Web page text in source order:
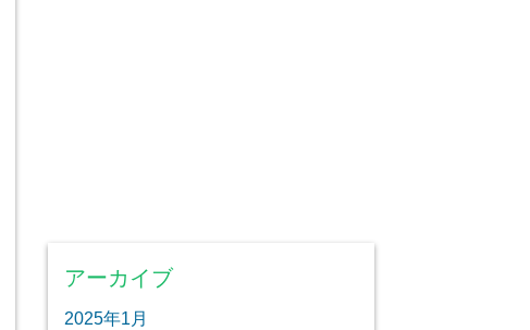
アーカイブ
2025年1月